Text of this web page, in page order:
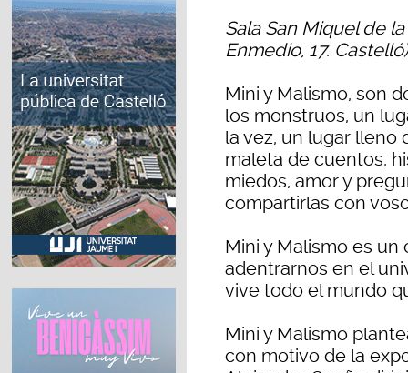
Sala San Miquel de
Enmedio, 17. Castelló)
Mini y Malismo, son
los monstruos, un
la vez, un lugar lleno
maleta de cuentos,
miedos, amor y
compartirlas con
Mini y Malismo es
adentrarnos en el
vive todo el mundo
Mini y Malismo
con motivo de la